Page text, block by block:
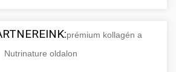
prémium kollagén a
Nutrinature oldalon